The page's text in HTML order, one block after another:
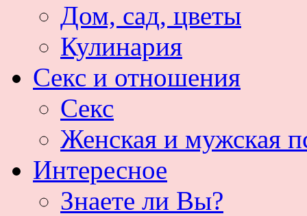
Дом, сад, цветы
Кулинария
Секс и отношения
Секс
Женская и мужская
Интересное
Знаете ли Вы?